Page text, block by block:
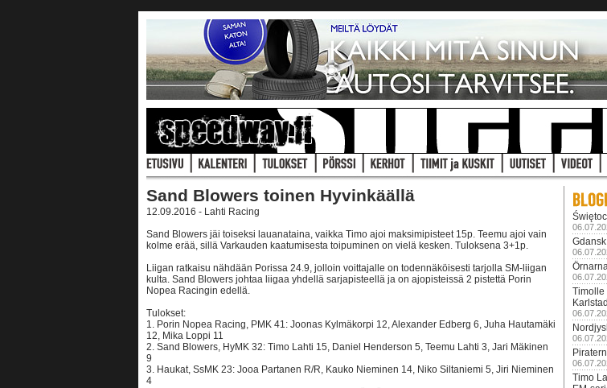
Sand Blowers toinen Hyvinkäällä
12.09.2016 - Lahti Racing
Sand Blowers jäi toiseksi lauanataina, vaikka Timo ajoi maksimipisteet 15p. Teemu ajoi vain
kolme erää, sillä Varkauden kaatumisesta toipuminen on vielä kesken. Tuloksena 3+1p.
Liigan ratkaisu nähdään Porissa 24.9, jolloin voittajalle on todennäköisesti tarjolla SM-liigan
kulta. Sand Blowers johtaa liigaa yhdellä sarjapisteellä ja on ajopisteissä 2 pistettä Porin
Nopea Racingin edellä.
Tulokset:
1. Porin Nopea Racing, PMK 41: Joonas Kylmäkorpi 12, Alexander Edberg 6, Juha Hautamäki
12, Mika Loppi 11
2. Sand Blowers, HyMK 32: Timo Lahti 15, Daniel Henderson 5, Teemu Lahti 3, Jari Mäkinen
9
3. Haukat, SsMK 23: Jooa Partanen R/R, Kauko Nieminen 14, Niko Siltaniemi 5, Jiri Nieminen
4
Timolle
Timo